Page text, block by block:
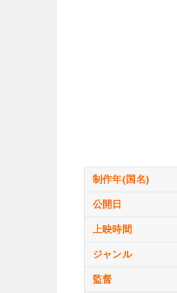
制作年(国名)
公開日
上映時間
ジャンル
監督